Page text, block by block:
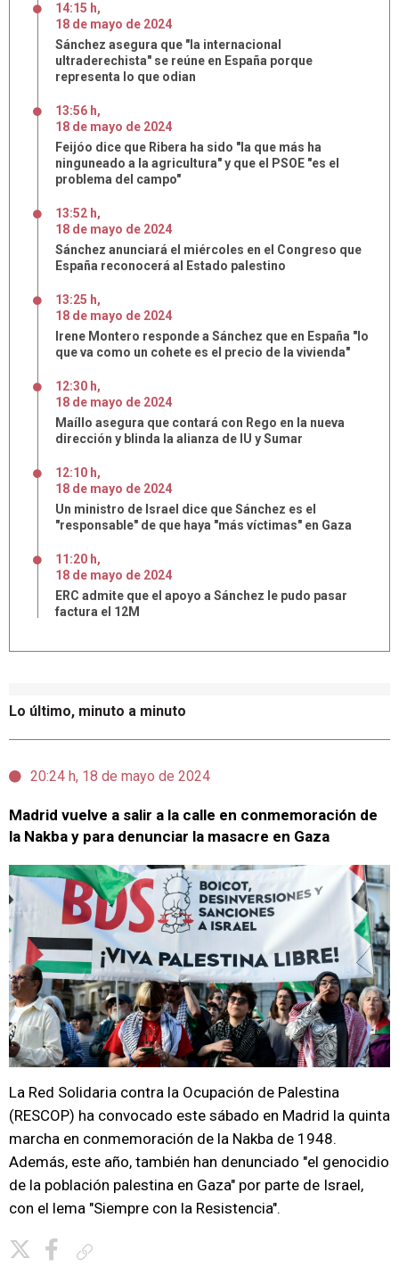
Lo último, minuto a minuto
20:24 h, 18 de mayo de 2024
Madrid vuelve a salir a la calle en conmemoración de
la Nakba y para denunciar la masacre en Gaza
La Red Solidaria contra la Ocupación de Palestina
(RESCOP) ha convocado este sábado en Madrid la quinta
marcha en conmemoración de la Nakba de 1948.
Además, este año, también han denunciado "el genocidio
de la población palestina en Gaza" por parte de Israel,
con el lema "Siempre con la Resistencia".
14:15 h,
18 de mayo de 2024
Sánchez asegura que "la internacional
ultraderechista" se reúne en España porque
representa lo que odian
13:56 h,
18 de mayo de 2024
Feijóo dice que Ribera ha sido "la que más ha
ninguneado a la agricultura" y que el PSOE "es el
problema del campo"
13:52 h,
18 de mayo de 2024
Sánchez anunciará el miércoles en el Congreso que
España reconocerá al Estado palestino
13:25 h,
18 de mayo de 2024
Irene Montero responde a Sánchez que en España "lo
que va como un cohete es el precio de la vivienda"
12:30 h,
18 de mayo de 2024
Maíllo asegura que contará con Rego en la nueva
dirección y blinda la alianza de IU y Sumar
12:10 h,
18 de mayo de 2024
Un ministro de Israel dice que Sánchez es el
"responsable" de que haya "más víctimas" en Gaza
11:20 h,
18 de mayo de 2024
ERC admite que el apoyo a Sánchez le pudo pasar
factura el 12M